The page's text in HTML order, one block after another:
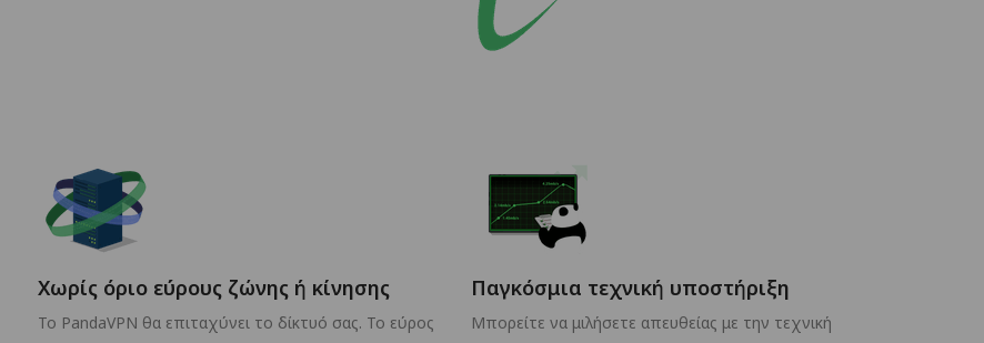
Χωρίς όριο εύρους ζώνης ή κίνησης
Το PandaVPN θα επιταχύνει το δίκτυό σας. Το εύρος
Παγκόσμια τεχνική υποστήριξη
Μπορείτε να μιλήσετε απευθείας με την τεχνική